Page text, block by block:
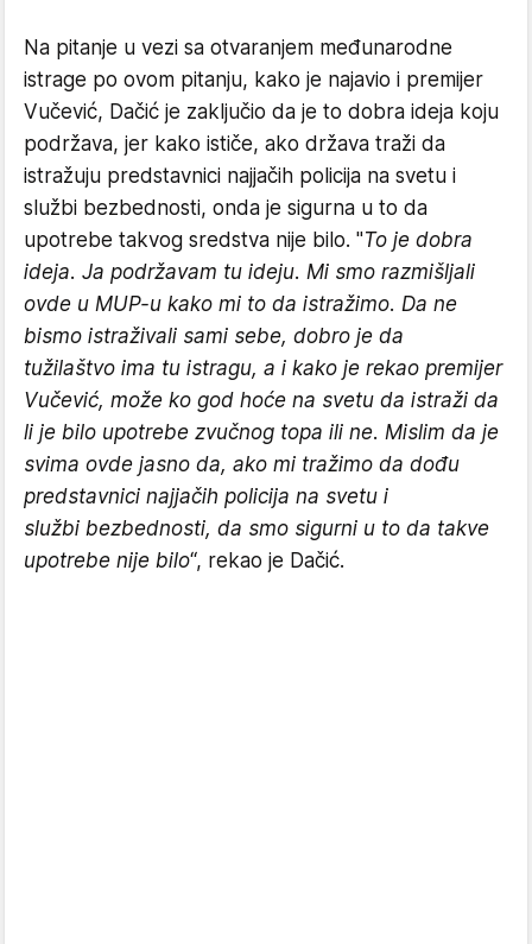
Na pitanje u vezi sa otvaranjem međunarodne
istrage po ovom pitanju, kako je najavio i premijer
Vučević, Dačić je zaključio da je to dobra ideja koju
podržava, jer kako ističe, ako država traži da
istražuju predstavnici najjačih policija na svetu i
službi bezbednosti, onda je sigurna u to da
upotrebe takvog sredstva nije bilo. "To je dobra
ideja. Ja podržavam tu ideju. Mi smo razmišljali
ovde u MUP-u kako mi to da istražimo. Da ne
bismo istraživali sami sebe, dobro je da
tužilaštvo ima tu istragu, a i kako je rekao premijer
Vučević, može ko god hoće na svetu da istraži da
li je bilo upotrebe zvučnog topa ili ne. Mislim da je
svima ovde jasno da, ako mi tražimo da dođu
predstavnici najjačih policija na svetu i
službi bezbednosti, da smo sigurni u to da takve
upotrebe nije bilo“, rekao je Dačić.